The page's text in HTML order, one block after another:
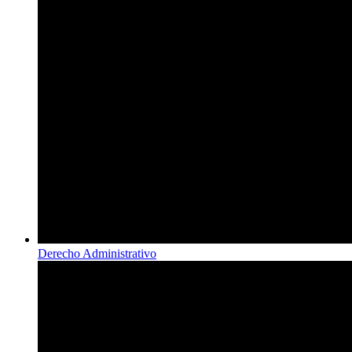
Derecho Administrativo